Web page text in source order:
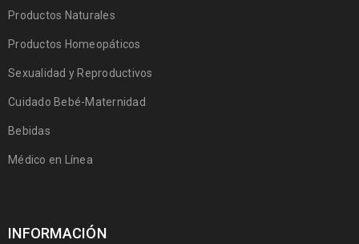
Productos Naturales
Productos Homeopáticos
Sexualidad y Reproductivos
Cuidado Bebé-Maternidad
Bebidas
Médico en Línea
INFORMACIÓN